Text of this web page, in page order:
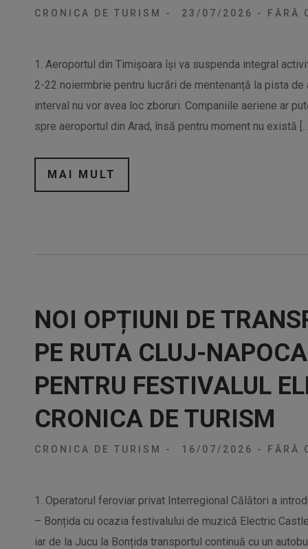
CRONICA DE TURISM - 23/07/2026 - FĂRĂ
1. Aeroportul din Timișoara își va suspenda integral
2-22 noiermbrie pentru lucrări de mentenanță la pista
interval nu vor avea loc zboruri. Companiile aeriene ar
spre aeroportul din Arad, însă pentru moment nu există
MAI MULT
NOI OPȚIUNI DE
PE RUTA CLUJ-
PENTRU FESTIVALUL
CRONICA DE TURISM
CRONICA DE TURISM - 16/07/2026 - FĂRĂ
1. Operatorul feroviar privat Interregional Călători a
– Bonțida cu ocazia festivalului de muzică Electric
iar de la Jucu la Bonțida transportul continuă cu un